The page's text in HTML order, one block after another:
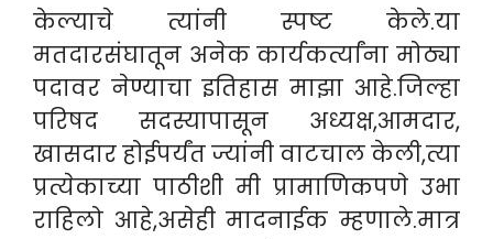
केल्याचे त्यांनी स्पष्ट केले.या
मतदारसंघातून अनेक कार्यकर्त्यांना मोठ्या
पदावर नेण्याचा इतिहास माझा आहे.जिल्हा
परिषद सदस्यापासून अध्यक्ष,आमदार,
खासदार होईपर्यंत ज्यांनी वाटचाल केली,त्या
प्रत्येकाच्या पाठीशी मी प्रामाणिकपणे उभा
राहिलो आहे,असेही मादनाईक म्हणाले.मात्र